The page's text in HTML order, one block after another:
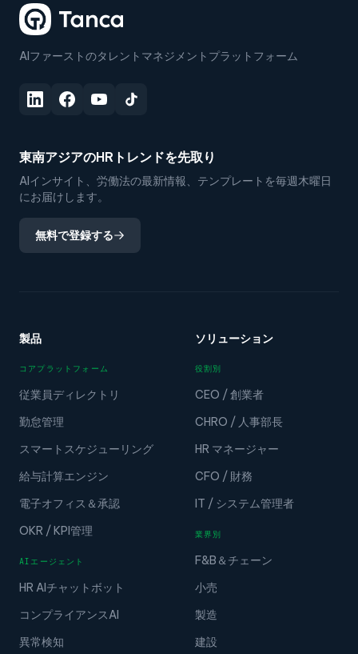
AIファーストのタレントマネジメントプラットフォーム
東南アジアのHRトレンドを先取り
AIインサイト、労働法の最新情報、テンプレートを毎週木曜日
にお届けします。
無料で登録する
製品
コアプラットフォーム
従業員ディレクトリ
勤怠管理
スマートスケジューリング
給与計算エンジン
電子オフィス＆承認
OKR / KPI管理
AIエージェント
HR AIチャットボット
コンプライアンスAI
異常検知
ソリューション
役割別
CEO / 創業者
CHRO / 人事部長
HR マネージャー
CFO / 財務
IT / システム管理者
業界別
F&B＆チェーン
小売
製造
建設